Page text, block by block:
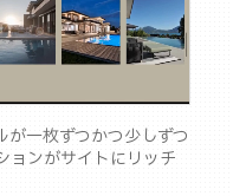
一枚ずつかつ少しずつ
ョンがサイトにリッチ